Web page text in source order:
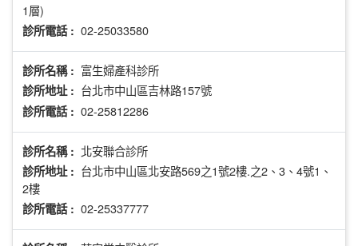
1層)
診所電話 : 02-25033580
診所名稱 : 富生婦產科診所
診所地址 : 台北市中山區吉林路157號
診所電話 : 02-25812286
診所名稱 : 北安聯合診所
診所地址 : 台北市中山區北安路569之1號2樓.之2、3、4號1、
2樓
診所電話 : 02-25337777